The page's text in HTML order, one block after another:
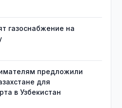
газоснабжение на
предложили
для
в Узбекистан